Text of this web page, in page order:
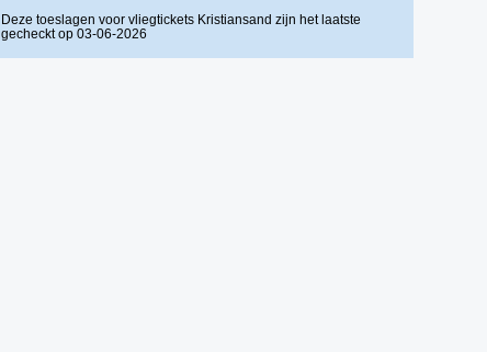
Deze toeslagen voor vliegtickets Kristiansand zijn het laatste
gecheckt op 03-06-2026